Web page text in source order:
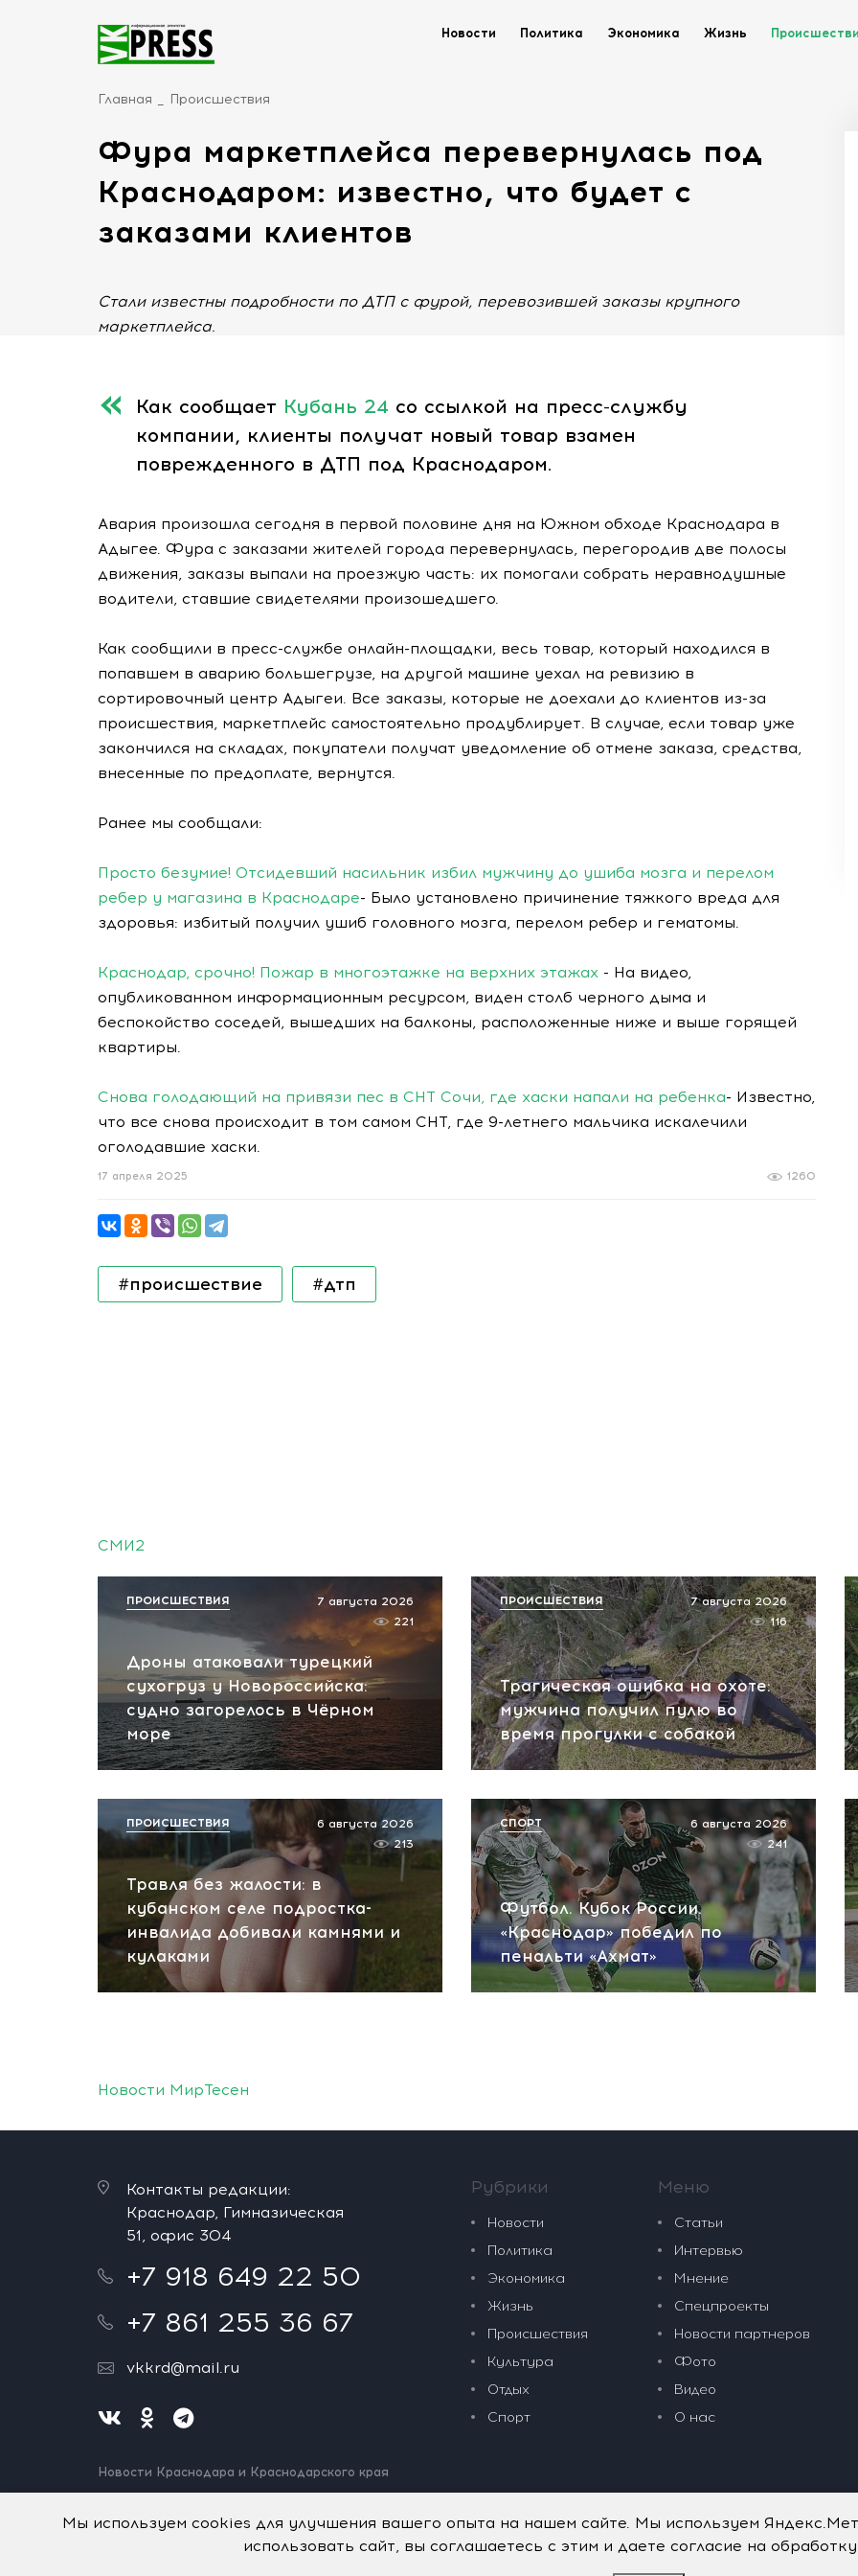
Новости Политика Экономика Жизнь
Главная Происшествия
Фура маркетплейса перевернулась под
Краснодаром: известно, что будет с
заказами клиентов
Стали известны подробности по ДТП с фурой, перевозившей заказы крупного
маркетплейса.
Как сообщает Кубань 24 со ссылкой на пресс-службу
компании, клиенты получат новый товар взамен
поврежденного в ДТП под Краснодаром.
Авария произошла сегодня в первой половине дня на Южном обходе Краснодара в
Адыгее. Фура с заказами жителей города перевернулась, перегородив две полосы
движения, заказы выпали на проезжую часть: их помогали собрать неравнодушные
водители, ставшие свидетелями произошедшего.
Как сообщили в пресс-службе онлайн-площадки, весь товар, который находился в
попавшем в аварию большегрузе, на другой машине уехал на ревизию в
сортировочный центр Адыгеи. Все заказы, которые не доехали до клиентов из-за
происшествия, маркетплейс самостоятельно продублирует. В случае, если товар уже
закончился на складах, покупатели получат уведомление об отмене заказа, средства,
внесенные по предоплате, вернутся.
Ранее мы сообщали:
Просто безумие! Отсидевший насильник избил мужчину до ушиба мозга и перелом
ребер у магазина в Краснодаре- Было установлено причинение тяжкого вреда для
здоровья: избитый получил ушиб головного мозга, перелом ребер и гематомы.
Краснодар, срочно! Пожар в многоэтажке на верхних этажах - На видео,
опубликованном информационным ресурсом, виден столб черного дыма и
беспокойство соседей, вышедших на балконы, расположенные ниже и выше горящей
квартиры.
Снова голодающий на привязи пес в СНТ Сочи, где хаски напали на ребенка- Известно,
что все снова происходит в том самом СНТ, где 9-летнего мальчика искалечили
оголодавшие хаски.
1260
17 апреля 2025
#происшествие #дтп
СМИ2
Дроны атаковали турецкий
сухогруз у Новороссийска:
судно загорелось в Чёрном
море
7 августа 2026
221
ПРОИСШЕСТВИЯ
Трагическая ошибка на охоте:
мужчина получил пулю во
время прогулки с собакой
7 августа 2026
116
ПРОИСШЕСТВИЯ
Травля без жалости: в
кубанском селе подростка-
инвалида добивали камнями и
кулаками
6 августа 2026
213
ПРОИСШЕСТВИЯ
Футбол. Кубок России.
«Краснодар» победил по
пенальти «Ахмат»
6 августа 2026
241
СПОРТ
Новости МирТесен
Контакты редакции:
Краснодар, Гимназическая
51, офис 304
+7 918 649 22 50
+7 861 255 36 67
vkkrd@mail.ru
Новости Краснодара и Краснодарского края
Нашли ошибку? Выделите и нажмите Ctrl+Enter.
Рубрики
Новости
Политика
Экономика
Жизнь
Происшествия
Культура
Отдых
Спорт
Меню
Статьи
Интервью
Мнение
Спецпроекты
Новости партнеров
Фото
Видео
О нас
Мы используем cookies для улучшения вашего опыта на нашем сайте. Мы используем
использовать сайт, вы соглашаетесь с этим и даете согласие на